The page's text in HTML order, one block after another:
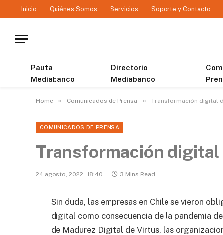
Inicio Quiénes Somos Servicios Soporte y Contacto
Pauta
Mediabanco
Directorio
Mediabanco
Home » Comunicados de Prensa » Transformación digital
COMUNICADOS DE PRENSA
Transformación
24 agosto, 2022 - 18:40 3 Mins Read
Sin duda, las empresas en Chile se vieron
digital como consecuencia de la pandemia
de Madurez Digital de Virtus, las